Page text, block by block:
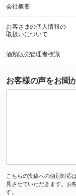
会社概要
お客さまの個人情報の
取扱いについて
酒類販売管理者標識
お客様の声をお聞
こちらの投稿への個別対応
見させていただきます。お
す。